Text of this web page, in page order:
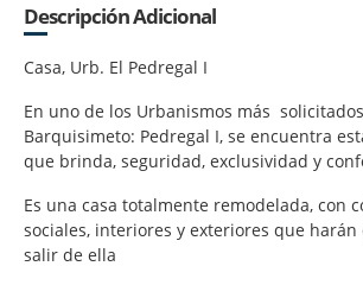
Descripción Adicional
Casa, Urb. El Pedregal I
En uno de los Urbanismos más
Barquisimeto: Pedregal I, se encuentra
que brinda, seguridad, exclusividad y
Es una casa totalmente remodelada, con
sociales, interiores y exteriores que
salir de ella